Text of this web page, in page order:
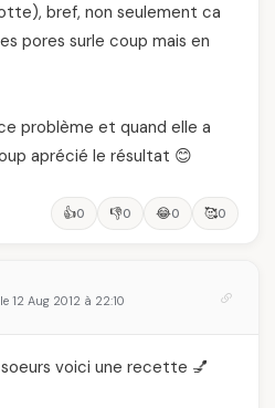
bref, non seulement ca
pores surle coup mais en
problème et quand elle a
aprécié le résultat 😊
👍0 👎0 😂0 🥰0
12 Aug 2012 à 22:10
voici une recette 💅